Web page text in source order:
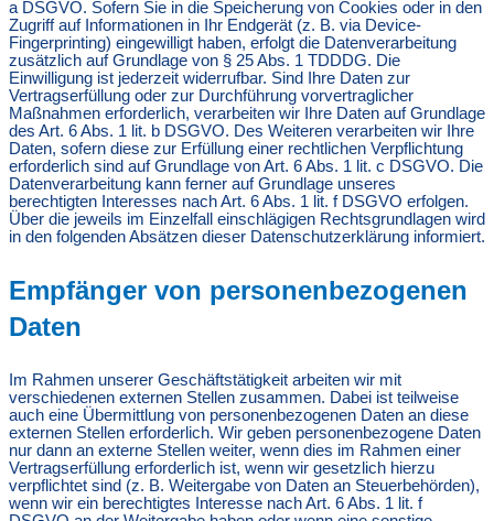
a DSGVO. Sofern Sie in die Speicherung von Cookies oder in den
Zugriff auf Informationen in Ihr Endgerät (z. B. via Device-
Fingerprinting) eingewilligt haben, erfolgt die Datenverarbeitung
zusätzlich auf Grundlage von § 25 Abs. 1 TDDDG. Die
Einwilligung ist jederzeit widerrufbar. Sind Ihre Daten zur
Vertragserfüllung oder zur Durchführung vorvertraglicher
Maßnahmen erforderlich, verarbeiten wir Ihre Daten auf Grundlage
des Art. 6 Abs. 1 lit. b DSGVO. Des Weiteren verarbeiten wir Ihre
Daten, sofern diese zur Erfüllung einer rechtlichen Verpflichtung
erforderlich sind auf Grundlage von Art. 6 Abs. 1 lit. c DSGVO. Die
Datenverarbeitung kann ferner auf Grundlage unseres
berechtigten Interesses nach Art. 6 Abs. 1 lit. f DSGVO erfolgen.
Über die jeweils im Einzelfall einschlägigen Rechtsgrundlagen wird
in den folgenden Absätzen dieser Datenschutzerklärung informiert.
Empfänger von personenbezogenen
Daten
Im Rahmen unserer Geschäftstätigkeit arbeiten wir mit
verschiedenen externen Stellen zusammen. Dabei ist teilweise
auch eine Übermittlung von personenbezogenen Daten an diese
externen Stellen erforderlich. Wir geben personenbezogene Daten
nur dann an externe Stellen weiter, wenn dies im Rahmen einer
Vertragserfüllung erforderlich ist, wenn wir gesetzlich hierzu
verpflichtet sind (z. B. Weitergabe von Daten an Steuerbehörden),
wenn wir ein berechtigtes Interesse nach Art. 6 Abs. 1 lit. f